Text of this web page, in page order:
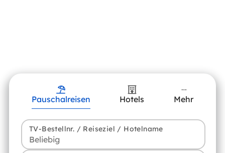
Pauschalreisen Hotels Mehr
TV-Bestellnr. / Reiseziel / Hotelname